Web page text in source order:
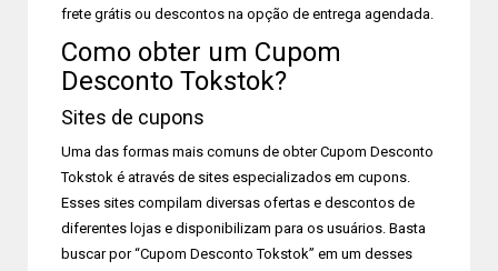
frete grátis ou descontos na opção de entrega agendada.
Como obter um Cupom
Desconto Tokstok?
Sites de cupons
Uma das formas mais comuns de obter Cupom Desconto
Tokstok é através de sites especializados em cupons.
Esses sites compilam diversas ofertas e descontos de
diferentes lojas e disponibilizam para os usuários. Basta
buscar por “Cupom Desconto Tokstok” em um desses